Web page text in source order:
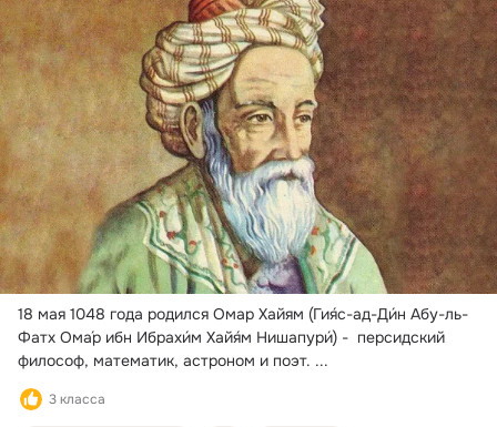
18 мая 1048 года родился Омар Хайям (Гия́с-ад-Ди́н Абу-ль-
Фатх Ома́р ибн Ибрахи́м Хайя́м Нишапури́) -  персидский
философ, математик, астроном и поэт. ...
3 класса